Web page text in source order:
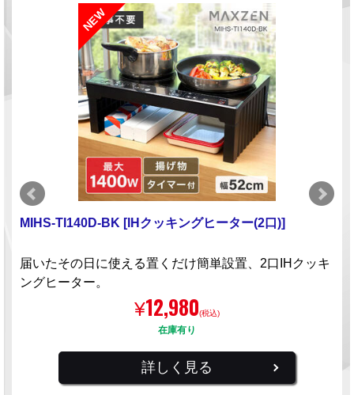
MIHS-TI140D-BK [IHクッキングヒーター(2口)]
届いたその日に使える置くだけ簡単設置、2口IHクッキ
ングヒーター。
¥12,980(税込)
在庫有り
詳しく見る